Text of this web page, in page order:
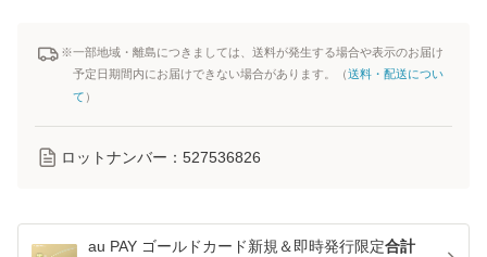
※一部地域・離島につきましては、送料が発生する場合や表示のお届け
予定日期間内にお届けできない場合があります。（送料・配送につい
て ）
ロットナンバー： 527536826
au PAY ゴールドカード新規＆即時発行限定合計